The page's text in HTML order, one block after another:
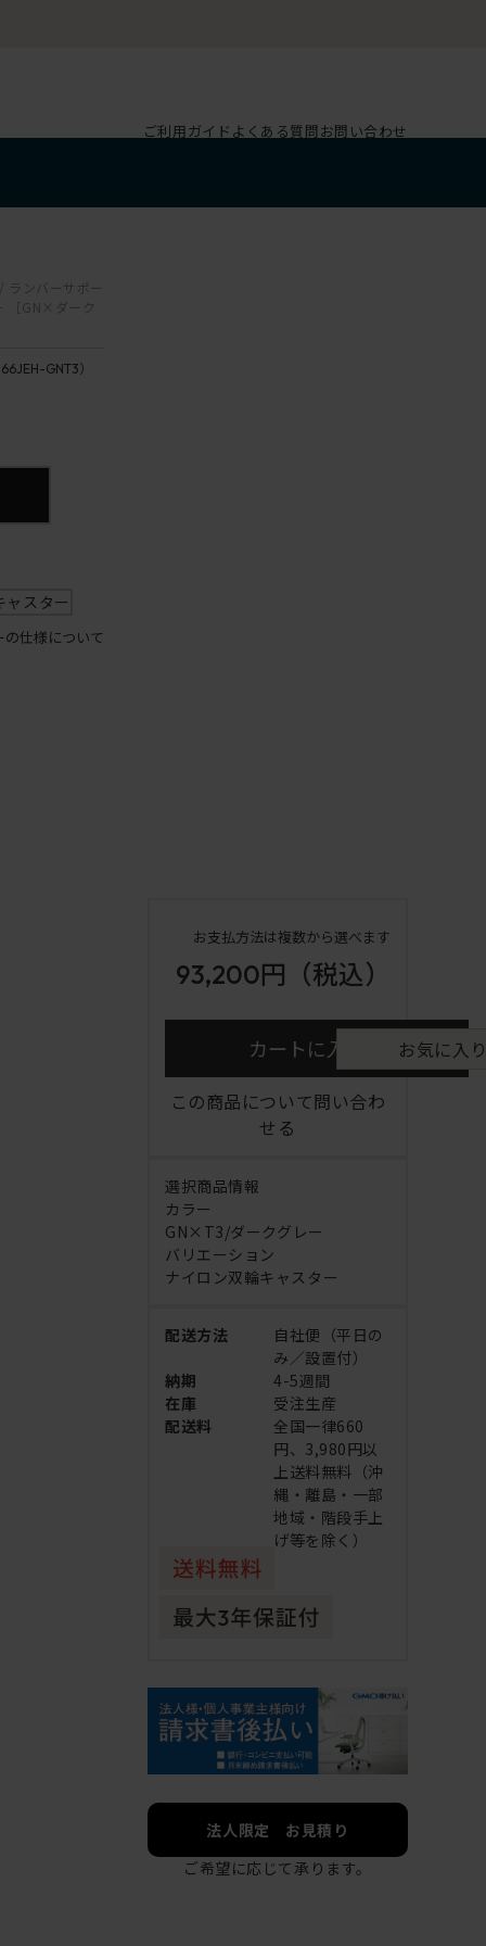
ご利用ガイド よくある質問お問い合わせ
ンバーサポー
［GN×ダーク
GNT3）
ャスター
の仕様について
お支払方法は複数から選べます
93,200円 （税込）
カートに入れる お気に入
この商品について問い合わ
せる
選択商品情報
カラー
GN×T3/ダークグレー
バリエーション
ナイロン双輪キャスター
配送方法
自社便（平日の
み／設置付）
納期
4-5週間
在庫
受注生産
配送料
全国一律660
円、3,980円以
上送料無料（沖
縄・離島・一部
地域・階段手上
げ等を除く）
法人限定 お見積り
ご希望に応じて承ります。